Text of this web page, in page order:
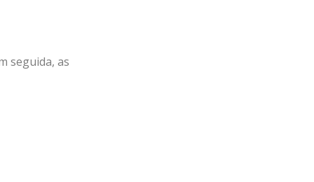
seguida, as